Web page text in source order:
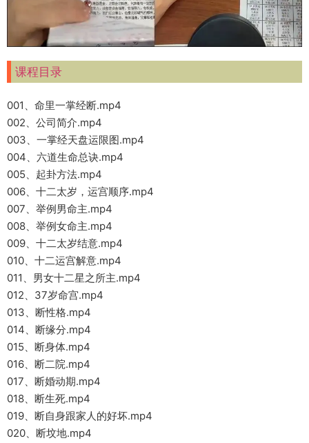
课程目录
001、命里一掌经断.mp4
002、公司简介.mp4
003、一掌经天盘运限图.mp4
004、六道生命总诀.mp4
005、起卦方法.mp4
006、十二太岁，运宫顺序.mp4
007、举例男命主.mp4
008、举例女命主.mp4
009、十二太岁结意.mp4
010、十二运宫解意.mp4
011、男女十二星之所主.mp4
012、37岁命宫.mp4
013、断性格.mp4
014、断缘分.mp4
015、断身体.mp4
016、断二院.mp4
017、断婚动期.mp4
018、断生死.mp4
019、断自身跟家人的好坏.mp4
020、断坟地.mp4